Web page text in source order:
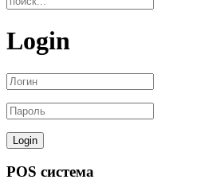
Login
POS система